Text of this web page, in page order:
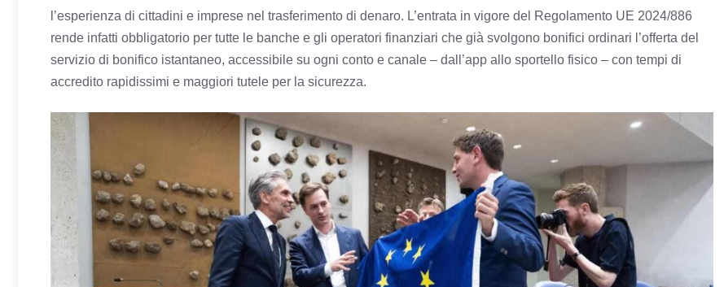
l’esperienza di cittadini e imprese nel trasferimento di denaro. L’entrata in vigore del Regolamento UE 2024/886
rende infatti obbligatorio per tutte le banche e gli operatori finanziari che già svolgono bonifici ordinari l’offerta del
servizio di bonifico istantaneo, accessibile su ogni conto e canale – dall’app allo sportello fisico – con tempi di
accredito rapidissimi e maggiori tutele per la sicurezza.